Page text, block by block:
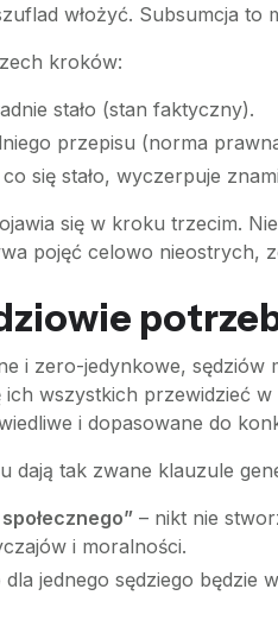
włożyć. Subsumcja
kroków:
stało (stan faktyczny).
przepisu (norma
się stało, wyczerpuje
się w kroku trzecim.
pojęć celowo nieostrych,
i zero-jedynkowe,
wszystkich przewidzieć
i dopasowane do
dają tak zwane klauzule
– nikt nie
i moralności.
dla jednego sędziego będzie